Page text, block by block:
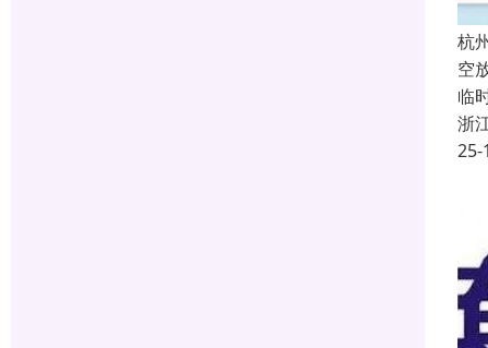
杭
空
临
浙
25-